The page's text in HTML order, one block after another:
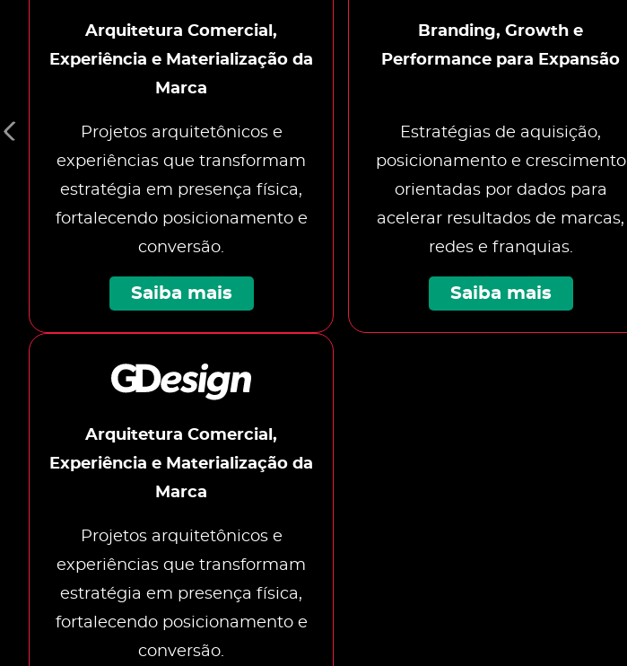
Arquitetura Comercial,
Experiência e Materialização da
Marca
Projetos arquitetônicos e
experiências que transformam
estratégia em presença física,
fortalecendo posicionamento e
conversão.
Saiba mais
Branding, Growth e
Performance para Expansão
Estratégias de aquisição,
posicionamento e crescimento
orientadas por dados para
acelerar resultados de marcas,
redes e franquias.
Saiba mais
Arquitetura Comercial,
Experiência e Materialização da
Marca
Projetos arquitetônicos e
experiências que transformam
estratégia em presença física,
fortalecendo posicionamento e
conversão.